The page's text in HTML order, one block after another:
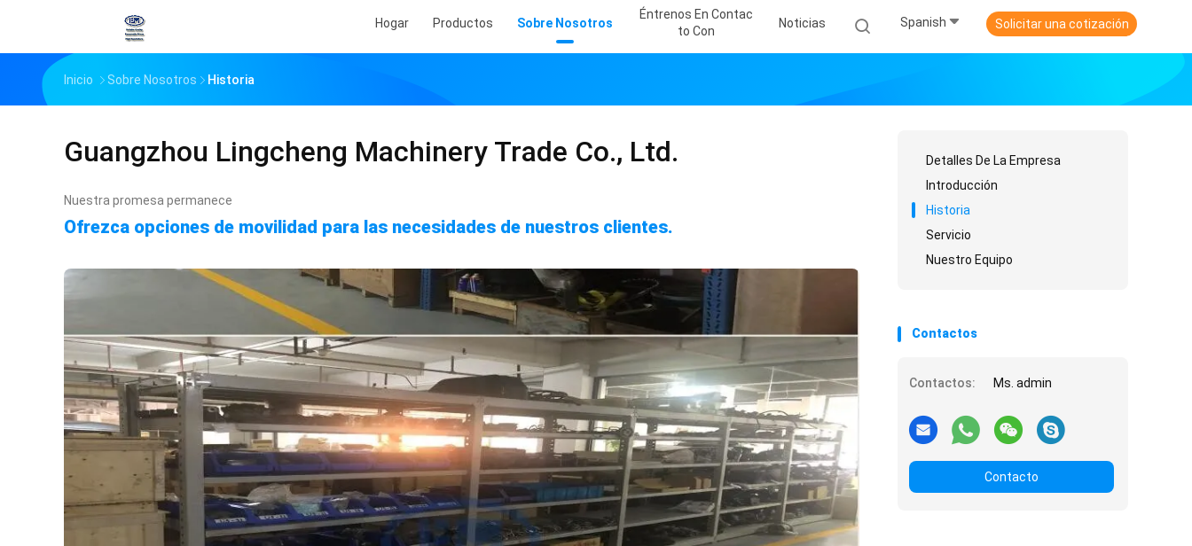
Hogar Productos Sobre Nosotros
Éntrenos En Contac
To Con
Noticias Spanish Solicitar una cotización
Inicio Sobre Nosotros Historia
Guangzhou Lingcheng Machinery Trade Co., Ltd.
Nuestra promesa permanece
Ofrezca opciones de movilidad para las necesidades de nuestros clientes.
Detalles De La Empresa
Introducción
Historia
Servicio
Nuestro Equipo
Contactos
Contactos: Ms. admin
Contacto